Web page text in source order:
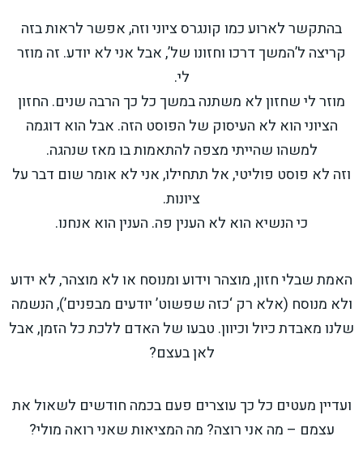
בהתקשר לארוע כמו קונגרס ציוני וזה, אפשר לראות בזה
קריצה ל’המשך דרכו וחזונו של’, אבל אני לא יודע. זה מוזר
לי.
מוזר לי שחזון לא משתנה במשך כל כך הרבה שנים. החזון
הציוני הוא לא העיסוק של הפוסט הזה. אבל הוא דוגמה
למשהו שהייתי מצפה להתאמות בו מאז שנהגה.
וזה לא פוסט פוליטי, אל תתחילו, אני לא אומר שום דבר על
ציונות.
כי הנשיא הוא לא הענין פה. הענין הוא אנחנו.
האמת שבלי חזון, מוצהר וידוע ומנוסח או לא מוצהר, לא ידוע
ולא מנוסח (אלא רק ‘כזה שפשוט’ יודעים מבפנים’), הנשמה
שלנו מאבדת כיול וכיוון. טבעו של האדם ללכת כל הזמן, אבל
לאן בעצם?
ועדיין מעטים כל כך עוצרים פעם בכמה חודשים לשאול את
עצמם – מה אני רוצה? מה המציאות שאני רואה מולי?